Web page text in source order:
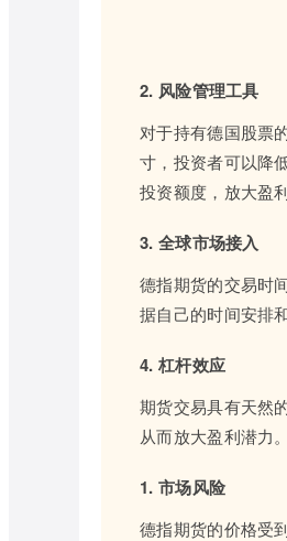
2. 风险管理工具
对于持有德国股票
寸，投资者可以降
投资额度，放大盈
3. 全球市场接入
德指期货的交易时
据自己的时间安排
4. 杠杆效应
期货交易具有天然
从而放大盈利潜力
1. 市场风险
德指期货的价格受